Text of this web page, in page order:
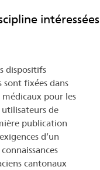
intéressées
dispositifs
sont fixées dans
médicaux pour les
utilisateurs de
publication
d’un
cantonaux